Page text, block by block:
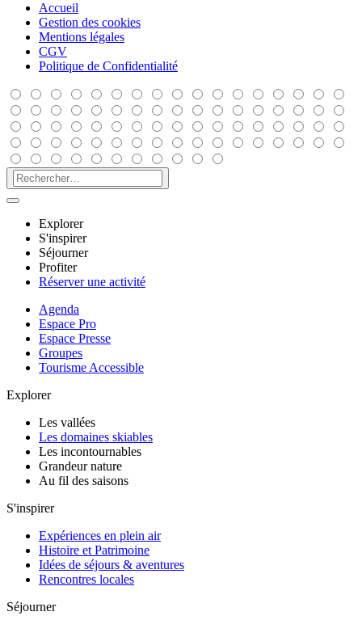
Accueil
Gestion des cookies
Mentions légales
CGV
Politique de Confidentialité
Explorer
S'inspirer
Séjourner
Profiter
Réserver une activité
Agenda
Espace Pro
Espace Presse
Groupes
Tourisme Accessible
Explorer
Les vallées
Les domaines skiables
Les incontournables
Grandeur nature
Au fil des saisons
S'inspirer
Expériences en plein air
Histoire et Patrimoine
Idées de séjours & aventures
Rencontres locales
Séjourner